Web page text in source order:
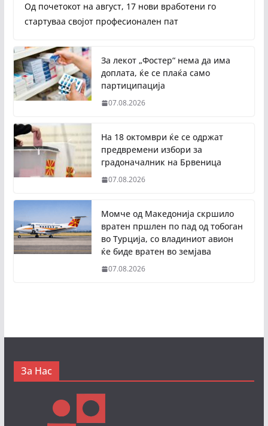
Од почетокот на август, 17 нови вработени го
стартуваа својот професионален пат
За лекот „Фостер“ нема да има
доплата, ќе се плаќа само
партиципација
07.08.2026
На 18 октомври ќе се одржат
предвремени избори за
градоначалник на Брвеница
07.08.2026
Момче од Македонија скршило
вратен пршлен по пад од тобоган
во Турција, со владиниот авион
ќе биде вратен во земјава
07.08.2026
За Нас